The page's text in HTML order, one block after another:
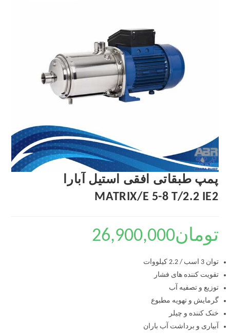
پمپ طبقاتی افقی استیل آبارا
MATRIX/E 5-8 T/2.2 IE2
تومان26,900,000
توان 3 اسب / 2.2 کیلووات
تقویت کننده های فشار
توزیع و تصفیه آب
گرمایش و تهویه مطبوع
خنک کننده و چیلر
آبیاری و برداشت آب باران